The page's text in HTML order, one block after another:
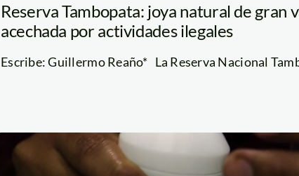
Reserva Tambopata: joya natural de gran
acechada por actividades ilegales
Escribe: Guillermo Reaño* La Reserva Nacional